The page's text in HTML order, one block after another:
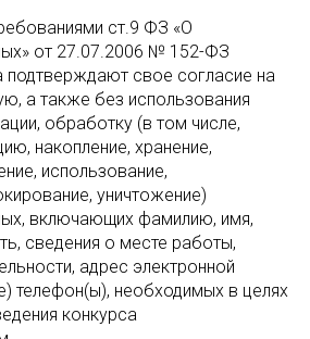
ст.9 ФЗ «О
от 27.07.2006 № 152-ФЗ
подтверждают свое согласие на
а также без использования
обработку (в том числе,
накопление, хранение,
использование,
уничтожение)
включающих фамилию, имя,
сведения о месте работы,
адрес электронной
телефон(ы), необходимых в целях
конкурса